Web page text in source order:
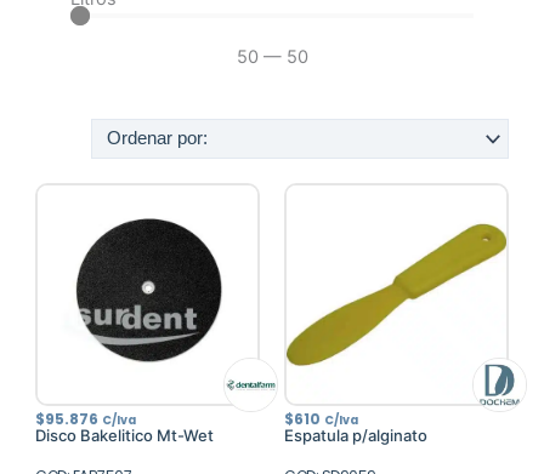
50 — 50
$95.876 C/Iva
Disco Bakelitico Mt-Wet
$610 C/Iva
Espatula p/alginato